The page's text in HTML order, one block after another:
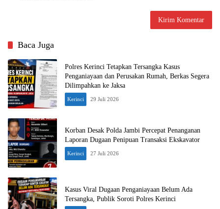
Baca Juga
Polres Kerinci Tetapkan Tersangka Kasus
Penganiayaan dan Perusakan Rumah, Berkas Segera
Dilimpahkan ke Jaksa
Kerinci 29 Juli 2026
Korban Desak Polda Jambi Percepat Penanganan
Laporan Dugaan Penipuan Transaksi Ekskavator
Kerinci 27 Juli 2026
Kasus Viral Dugaan Penganiayaan Belum Ada
Tersangka, Publik Soroti Polres Kerinci